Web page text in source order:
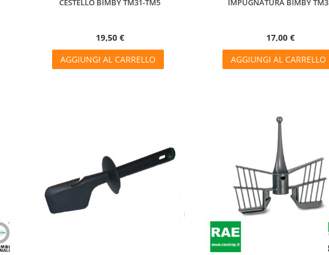
CESTELLO BIMBY TM31-TM5
19,50 €
AGGIUNGI AL CARRELLO
IMPUGNATURA BIMBY
17,00 €
AGGIUNGI AL CARRELLO